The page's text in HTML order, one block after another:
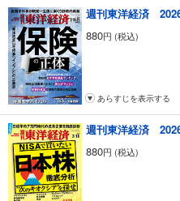
週刊東洋経済
880円 (税込)
あらすじを表示する
週刊東洋経済
880円 (税込)